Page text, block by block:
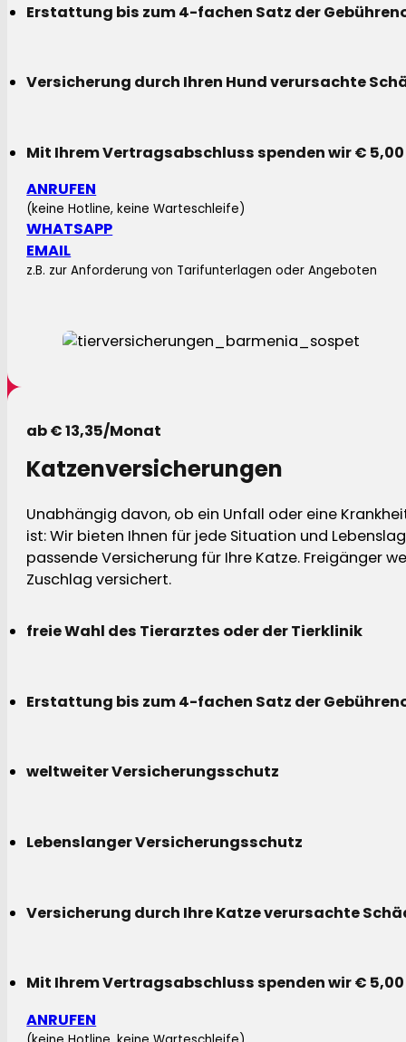
Erstattung bis zum 4-fachen Satz der
Versicherung durch Ihren Hund verursachte
Mit Ihrem Vertragsabschluss spenden wir €
ANRUFEN
(keine Hotline, keine Warteschleife)
WHATSAPP
EMAIL
z.B. zur Anforderung von Tarifunterlagen oder Angeboten
ab € 13,35/Monat
Katzenversicherungen
Unabhängig davon, ob ein Unfall oder eine
ist: Wir bieten Ihnen für jede Situation und
passende Versicherung für Ihre Katze. Freigänger
Zuschlag versichert.
freie Wahl des Tierarztes oder der Tierklinik
Erstattung bis zum 4-fachen Satz der
weltweiter Versicherungsschutz
Lebenslanger Versicherungsschutz
Versicherung durch Ihre Katze verursachte
Mit Ihrem Vertragsabschluss spenden wir €
ANRUFEN